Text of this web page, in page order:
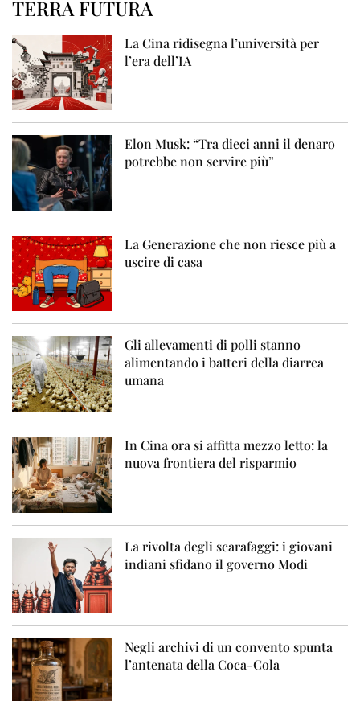
TERRA FUTURA
La Cina ridisegna l’università per
l’era dell’IA
Elon Musk: “Tra dieci anni il denaro
potrebbe non servire più”
La Generazione che non riesce più a
uscire di casa
Gli allevamenti di polli stanno
alimentando i batteri della diarrea
umana
In Cina ora si affitta mezzo letto: la
nuova frontiera del risparmio
La rivolta degli scarafaggi: i giovani
indiani sfidano il governo Modi
Negli archivi di un convento spunta
l’antenata della Coca-Cola